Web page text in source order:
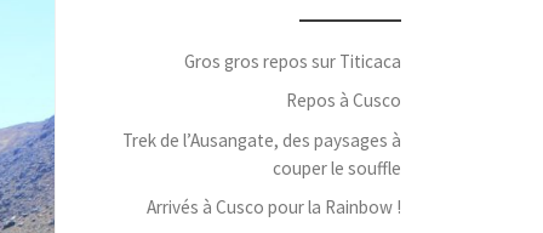
Gros gros repos sur Titicaca
Repos à Cusco
Trek de l’Ausangate, des paysages à
couper le souffle
Arrivés à Cusco pour la Rainbow !